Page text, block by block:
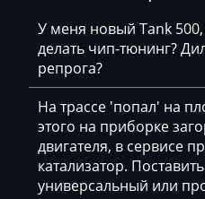
BAIC
Bajaj
Basak
Bauer
BAW
Motorola NGC4A
Siemens GPEC2
Siemens GPEC3
Siemens Sim90E
У меня новый Tank
делать чип-тюнинг?
репрога?
На трассе 'попал' на
этого на приборке
двигателя, в сервисе
катализатор.
универсальный или